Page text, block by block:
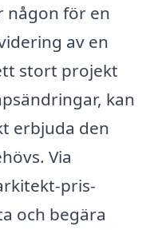
någon för en
av en
stort projekt
kan
erbjuda den
Via
pris-
och begära